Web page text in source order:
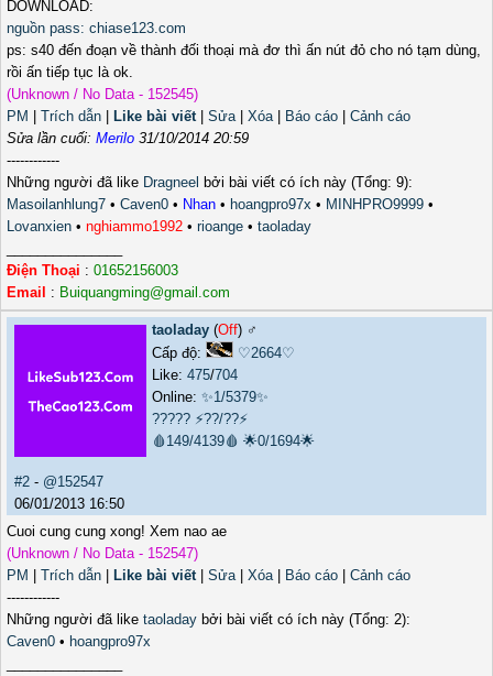
DOWNLOAD:
nguồn pass: chiase123.com
ps: s40 đến đoạn về thành đối thoại mà đơ thì ấn nút đỏ cho nó tạm dùng,
rồi ấn tiếp tục là ok.
(Unknown / No Data - 152545)
PM
Trích dẫn Like bài viết| Sửa| Xóa| Báo cáo
Cảnh cáo
Sửa lần cuối: Merilo 31/10/2014 20:59
------------
Những người đã like Dragneel bởi bài viết có ích này (Tổng: 9):
Masoilanhlung7 • Caven0 • Nhan • hoangpro97x • MINHPRO9999 •
Lovanxien • nghiammo1992 • rioange • taoladay
Điện Thoại : 01652156003
Email
: Buiquangming@gmail.com
taoladay (Off) ♂️
Cấp độ:
♡2664♡
Like: 475/704
Online: ✨1/5379✨
????? ⚡??/??⚡
🩸149/4139🩸 🌟0/1694🌟
#2 - @152547
06/01/2013 16:50
Cuoi cung cung xong! Xem nao ae
(Unknown / No Data - 152547)
PM
Trích dẫn Like bài viết| Sửa| Xóa| Báo cáo
Cảnh cáo
------------
Những người đã like taoladay bởi bài viết có ích này (Tổng: 2):
Caven0 • hoangpro97x